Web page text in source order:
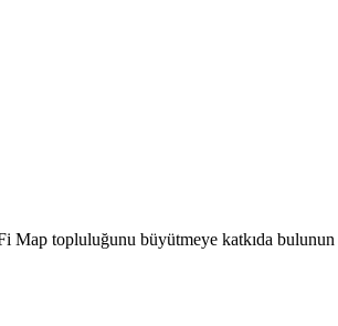
Map topluluğunu büyütmeye katkıda bulunun